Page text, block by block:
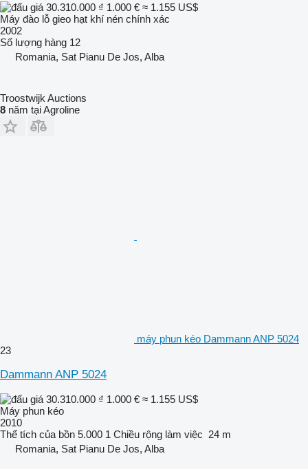
30.310.000 ₫ 1.000 € ≈ 1.155 US$
Máy đào lỗ gieo hạt khí nén chính xác
2002
Số lượng hàng 12
Romania, Sat Pianu De Jos, Alba
Troostwijk Auctions
8 năm tại Agroline
máy phun kéo Dammann ANP 5024
23
Dammann ANP 5024
30.310.000 ₫ 1.000 € ≈ 1.155 US$
Máy phun kéo
2010
Thể tích của bồn 5.000 1 Chiều rộng làm việc 24 m
Romania, Sat Pianu De Jos, Alba